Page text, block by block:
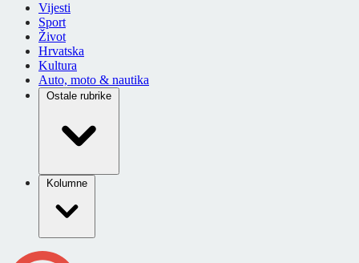
Vijesti
Sport
Život
Hrvatska
Kultura
Auto, moto & nautika
Ostale rubrike
Kolumne